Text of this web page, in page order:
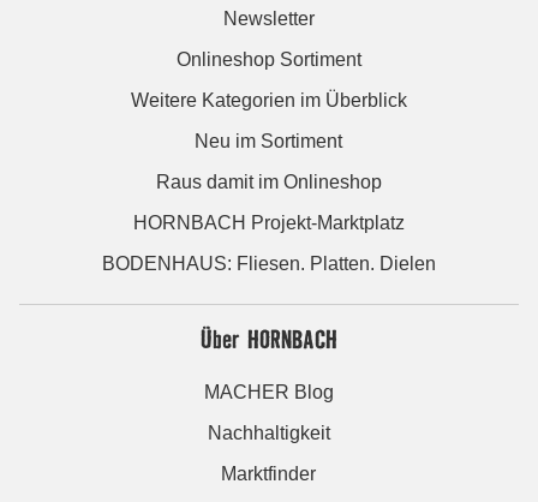
Newsletter
Onlineshop Sortiment
Weitere Kategorien im Überblick
Neu im Sortiment
Raus damit im Onlineshop
HORNBACH Projekt-Marktplatz
BODENHAUS: Fliesen. Platten. Dielen
Über HORNBACH
MACHER Blog
Nachhaltigkeit
Marktfinder